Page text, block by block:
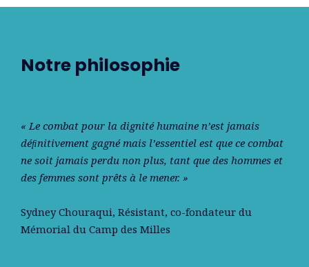
Notre philosophie
« Le combat pour la dignité humaine n’est jamais
déﬁnitivement gagné mais l’essentiel est que ce combat
ne soit jamais perdu non plus, tant que des hommes et
des femmes sont prêts à le mener. »
Sydney Chouraqui, Résistant, co-fondateur du
Mémorial du Camp des Milles